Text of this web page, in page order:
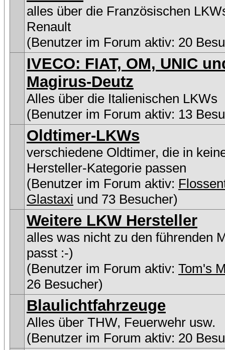
alles über die Französischen
Renault
(Benutzer im Forum aktiv: 20
IVECO: FIAT, OM, UNIC
Magirus-Deutz
Alles über die Italienischen LKWs
(Benutzer im Forum aktiv: 13
Oldtimer-LKWs
verschiedene Oldtimer, die in
Hersteller-Kategorie passen
(Benutzer im Forum aktiv:
Glastaxi und 73 Besucher)
Weitere LKW Hersteller
alles was nicht zu den führenden
passt :-)
(Benutzer im Forum aktiv: Tom's
26 Besucher)
Blaulichtfahrzeuge
Alles über THW, Feuerwehr usw.
(Benutzer im Forum aktiv: 20